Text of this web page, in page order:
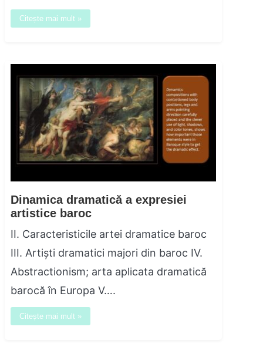
Citește mai mult »
Dinamica dramatică a expresiei
artistice baroc
II. Caracteristicile artei dramatice baroc
III. Artiști dramatici majori din baroc IV.
Abstractionism; arta aplicata dramatică
barocă în Europa V….
Citește mai mult »